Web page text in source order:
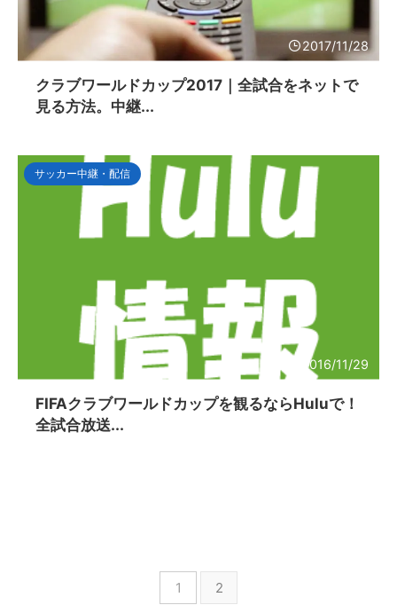
2017/11/28
クラブワールドカップ2017｜全試合をネットで
見る方法。中継...
2016/11/29
サッカー中継・配信
FIFAクラブワールドカップを観るならHuluで！
全試合放送...
1 2